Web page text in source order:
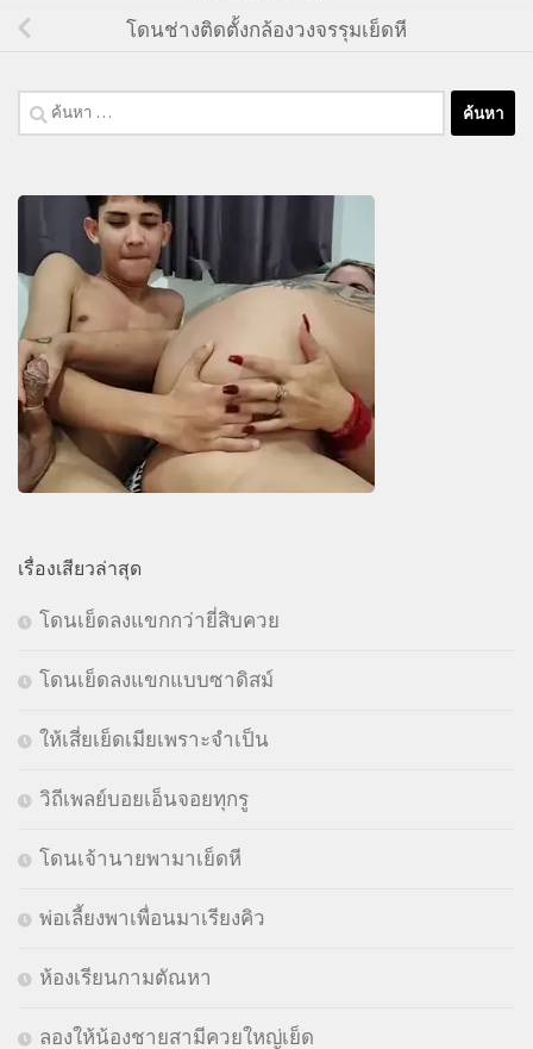
โดนช่างติดตั้งกล้องวงจรรุมเย็ดหี
ค้นหา
สำหรับ:
เรื่องเสียวล่าสุด
โดนเย็ดลงแขกกว่ายี่สิบควย
โดนเย็ดลงแขกแบบซาดิสม์
ให้เสี่ยเย็ดเมียเพราะจำเป็น
วิถีเพลย์บอยเอ็นจอยทุกรู
โดนเจ้านายพามาเย็ดหี
พ่อเลี้ยงพาเพื่อนมาเรียงคิว
ห้องเรียนกามตัณหา
ลองให้น้องชายสามีควยใหญ่เย็ด